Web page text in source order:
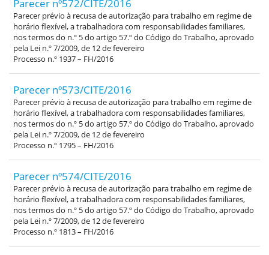
Parecer nº572/CITE/2016
Parecer prévio à recusa de autorização para trabalho em regime de
horário flexível, a trabalhadora com responsabilidades familiares,
nos termos do n.º 5 do artigo 57.º do Código do Trabalho, aprovado
pela Lei n.º 7/2009, de 12 de fevereiro
Processo n.º 1937 – FH/2016
Parecer nº573/CITE/2016
Parecer prévio à recusa de autorização para trabalho em regime de
horário flexível, a trabalhadora com responsabilidades familiares,
nos termos do n.º 5 do artigo 57.º do Código do Trabalho, aprovado
pela Lei n.º 7/2009, de 12 de fevereiro
Processo n.º 1795 – FH/2016
Parecer nº574/CITE/2016
Parecer prévio à recusa de autorização para trabalho em regime de
horário flexível, a trabalhadora com responsabilidades familiares,
nos termos do n.º 5 do artigo 57.º do Código do Trabalho, aprovado
pela Lei n.º 7/2009, de 12 de fevereiro
Processo n.º 1813 – FH/2016